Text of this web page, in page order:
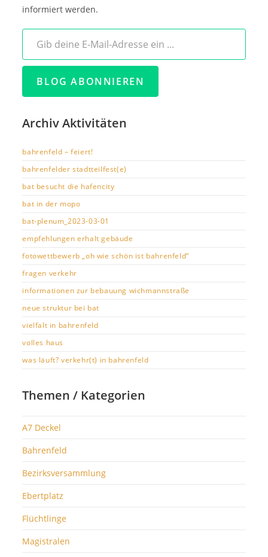
informiert werden.
Gib deine E-Mail-Adresse ein ...
BLOG ABONNIEREN
Archiv Aktivitäten
bahrenfeld – feiert!
bahrenfelder stadtteilfest(e)
bat besucht die hafencity
bat in der mopo
bat-plenum_2023-03-01
empfehlungen erhalt gebäude
fotowettbewerb „oh wie schön ist bahrenfeld“
fragen verkehr
informationen zur bebauung wichmannstraße
neue struktur bei bat
vielfalt in bahrenfeld
volles haus
was läuft? verkehr(t) in bahrenfeld
Themen / Kategorien
A7 Deckel
Bahrenfeld
Bezirksversammlung
Ebertplatz
Flüchtlinge
Magistralen